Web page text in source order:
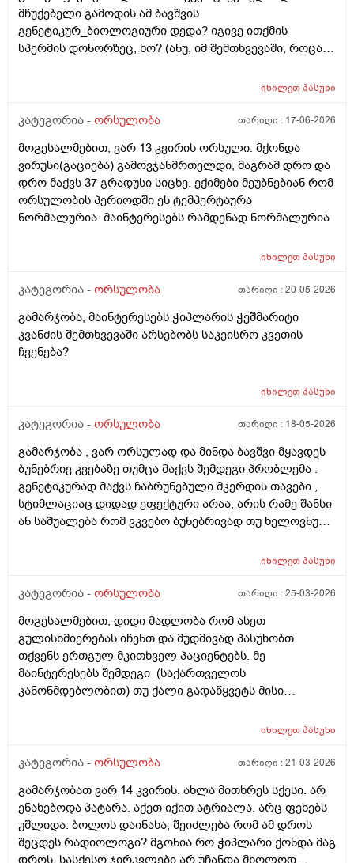
მჩუქებელი გამოდის ამ ბავშვის
გენეტიკურ_ბიოლოგიური დედა? იგივე ითქმის
სპერმის დონორზეც, ხო? (ანუ, იმ შემთხვევაში, როცა
წყვილი) და კიდევ_თუ მედიცინა აბორტს ჩასახული
როცა ლაბორატორიაში, სინჯარაში
მის მშობლებს?
იხილეთპასუხი
კატეგორია - ორსულობა თარიღი : 17-06-2026
მოგესალმებით, ვარ 13 კვირის ორსული. მქონდა
ვირუსი(გაციება) გამოვჯანმრთელდი, მაგრამ დრო და
დრო მაქვს 37 გრადუსი სიცხე. ექიმები მეუბნებიან რომ
ორსულობის პერიოდში ეს ტემპერტაურა
ნორმალურია. მაინტერესებს რამდენად ნორმალურია
იხილეთპასუხი
კატეგორია - ორსულობა თარიღი :20-05-2026
გამარჯობა, მაინტერესებს ჭიპლარის ჭეშმარიტი
კვანძის შემთხვევაში არსებობს საკეისრო კვეთის
ჩვენება?
იხილეთპასუხი
კატეგორია - ორსულობა თარიღი : 18-05-2026
გამარჯობა , ვარ ორსულად და მინდა ბავშვი მყავდეს
ბუნებრივ კვებაზე თუმცა მაქვს შემდეგი პრობლემა .
გენეტიკურად მაქვს ჩაბრუნებული მკერდის თავები ,
სტიმლაციაც დიდად ეფექტური არაა, არის რამე შანსი
ან საშუალება რომ ვკვებო ბუნებრივად თუ ხელოვნური
იხილეთპასუხი
კატეგორია - ორსულობა თარიღი :25-03-2026
მოგესალმებით, დიდი მადლობა რომ ასეთ
გულისხმიერებას იჩენთ და მუდმივად პასუხობთ
თქვენს ერთგულ მკითხველ პაციენტებს. მე
მაინტერესებს შემდეგი_(საქართველოს
კანონმდებლობით) თუ ქალი გადაწყვეტს მისი
(კვერცხუჯრედის კრიოპრეზერვაცია) შესაძლებელი?
მნიშვნელოვანი შეკითხვა_თუ, დავუშვათ, საკუთარ
გამოიყენებს, გაყინული კიდევ ისევ მორჩება
კლინიკაში, ამ დროს შემდგომ როგორ განვითარდება
სცენარი? რა ბედი ეწევა დარჩენილ გაყინულ
კვერცხუჯრედებს?_თუ მათ ვადა გასდით,
იხილეთპასუხი
კატეგორია - ორსულობა თარიღი :21-03-2026
გამარჯობათ ვარ 14 კვირის. ახლა მითხრეს სქესი. არ
ენახებოდა პატარა. აქეთ იქით ატრიალა. არც ფეხებს
უშლიდა. ბოლოს დაინახა, შეიძლება რომ ამ დროს
შეცდეს რადიოლოგი? მგონია რო ჭიპლარი ქონდა მაგ